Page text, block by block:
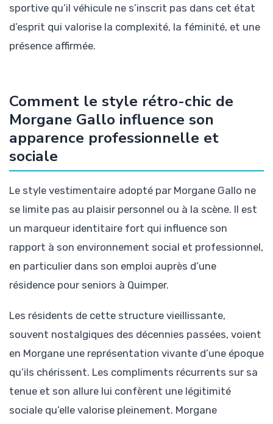
sportive qu’il véhicule ne s’inscrit pas dans cet état
d’esprit qui valorise la complexité, la féminité, et une
présence affirmée.
Comment le style rétro-chic de
Morgane Gallo influence son
apparence professionnelle et
sociale
Le style vestimentaire adopté par Morgane Gallo ne
se limite pas au plaisir personnel ou à la scène. Il est
un marqueur identitaire fort qui influence son
rapport à son environnement social et professionnel,
en particulier dans son emploi auprès d’une
résidence pour seniors à Quimper.
Les résidents de cette structure vieillissante,
souvent nostalgiques des décennies passées, voient
en Morgane une représentation vivante d’une époque
qu’ils chérissent. Les compliments récurrents sur sa
tenue et son allure lui confèrent une légitimité
sociale qu’elle valorise pleinement. Morgane